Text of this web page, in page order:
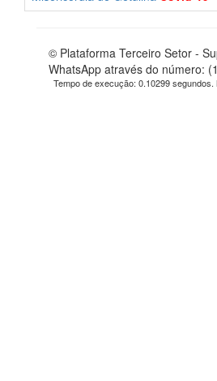
© Plataforma Terceiro Setor -
WhatsApp através do número:
Tempo de execução: 0.10299